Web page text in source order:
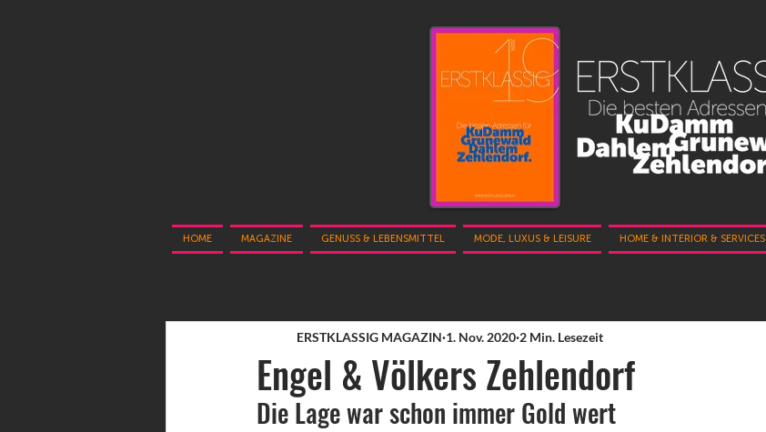
HOME MAGAZINE GENUSS & LEBENSMITTEL MODE, LUXUS & LEISURE HOME & INTERIOR & SERVICES
Engel & Völkers Zehlendorf
ERSTKLASSIG MAGAZIN 1. Nov. 2020 2 Min. Lesezeit
Die Lage war schon immer Gold wert